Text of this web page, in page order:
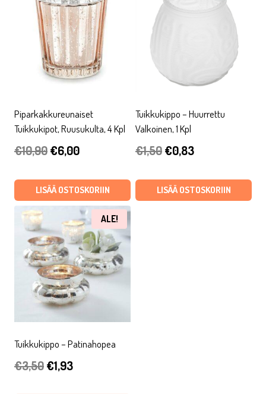
Piparkakkureunaiset
Tuikkukipot, Ruusukulta, 4 Kpl
€10,90Alkuperäinen
oli:
€10,90.
€6,00Nykyinen
on:
€6,00.
LISÄÄ OSTOSKORIIN
Tuikkukippo – Huurrettu
Valkoinen, 1 Kpl
€1,50Alkuperäinen
oli:
€0,83Nykyinen
on:
LISÄÄ OSTOSKORIIN
ALE!
Tuikkukippo – Patinahopea
€3,50Alkuperäinen
€1,93Nykyinen